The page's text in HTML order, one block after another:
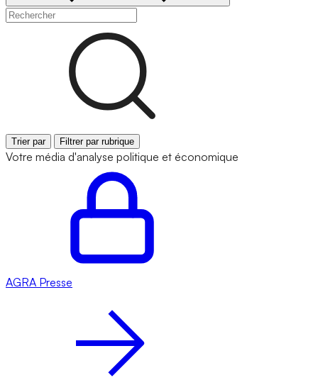
Trier par Filtrer par rubrique
Votre média d'analyse politique et économique
AGRA Presse